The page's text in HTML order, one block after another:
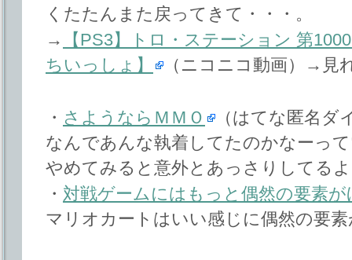
くたたんまた戻ってきて・・・。
→
【PS3】トロ・ステーション 第
ちいっしょ】
（ニコニコ動画）→見
・ さようならＭＭＯ
（はてな匿名ダ
なんであんな執着してたのかなーっ
やめてみると意外とあっさりしてる
・ 対戦ゲームにはもっと偶然の要素が
マリオカートはいい感じに偶然の要